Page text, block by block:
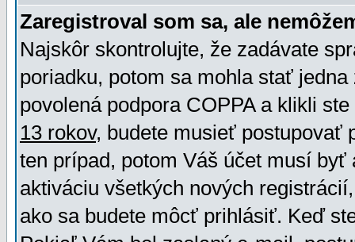
Zaregistroval som sa, ale
Najskôr skontrolujte, že zadávate
poriadku, potom sa mohla stať
povolená podpora COPPA a klikli
13 rokov, budete musieť postupovať
ten prípad, potom Váš účet musí
aktiváciu všetkých nových
ako sa budete môcť prihlásiť. Keď